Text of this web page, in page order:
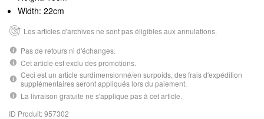
Width: 22cm
Les articles d'archives ne sont pas éligibles aux annulations.
Pas de retours ni d'échanges.
Cet article est exclu des promotions.
Ceci est un article surdimensionné/en surpoids, des frais d'expédition
supplémentaires seront appliqués lors du paiement.
La livraison gratuite ne s'applique pas à cet article.
ID Produit: 957302